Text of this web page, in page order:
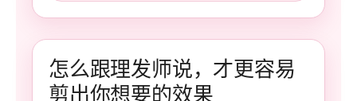
怎么跟理发师说，才更容易
剪出你想要的效果